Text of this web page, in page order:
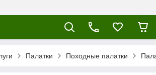
Палатки Походные палатки